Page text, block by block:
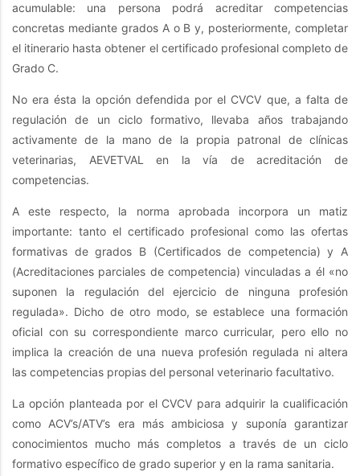
acumulable: una persona podrá acreditar competencias
concretas mediante grados A o B y, posteriormente, completar
el itinerario hasta obtener el certificado profesional completo de
Grado C.
No era ésta la opción defendida por el CVCV que, a falta de
regulación de un ciclo formativo, llevaba años trabajando
activamente de la mano de la propia patronal de clínicas
veterinarias, AEVETVAL en la vía de acreditación de
competencias.
A este respecto, la norma aprobada incorpora un matiz
importante: tanto el certificado profesional como las ofertas
formativas de grados B (Certificados de competencia) y A
(Acreditaciones parciales de competencia) vinculadas a él «no
suponen la regulación del ejercicio de ninguna profesión
regulada». Dicho de otro modo, se establece una formación
oficial con su correspondiente marco curricular, pero ello no
implica la creación de una nueva profesión regulada ni altera
las competencias propias del personal veterinario facultativo.
La opción planteada por el CVCV para adquirir la cualificación
como ACV’s/ATV’s era más ambiciosa y suponía garantizar
conocimientos mucho más completos a través de un ciclo
formativo específico de grado superior y en la rama sanitaria.